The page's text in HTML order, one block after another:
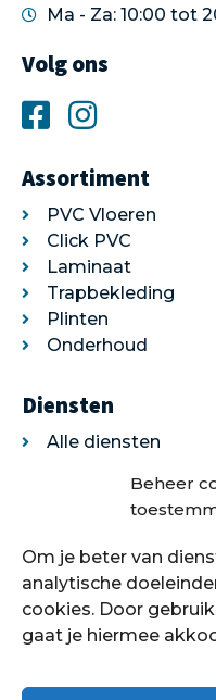
Beheer
Om je beter van
analytische
cookies. Door
gaat je hiermee
Ma - Za: 10:00 tot
Volg ons
Assortiment
PVC Vloeren
Click PVC
Laminaat
Trapbekleding
Plinten
Onderhoud
Diensten
Alle diensten
Egaliseren
Traprenovatie
Over ons
Over ons
Showroom